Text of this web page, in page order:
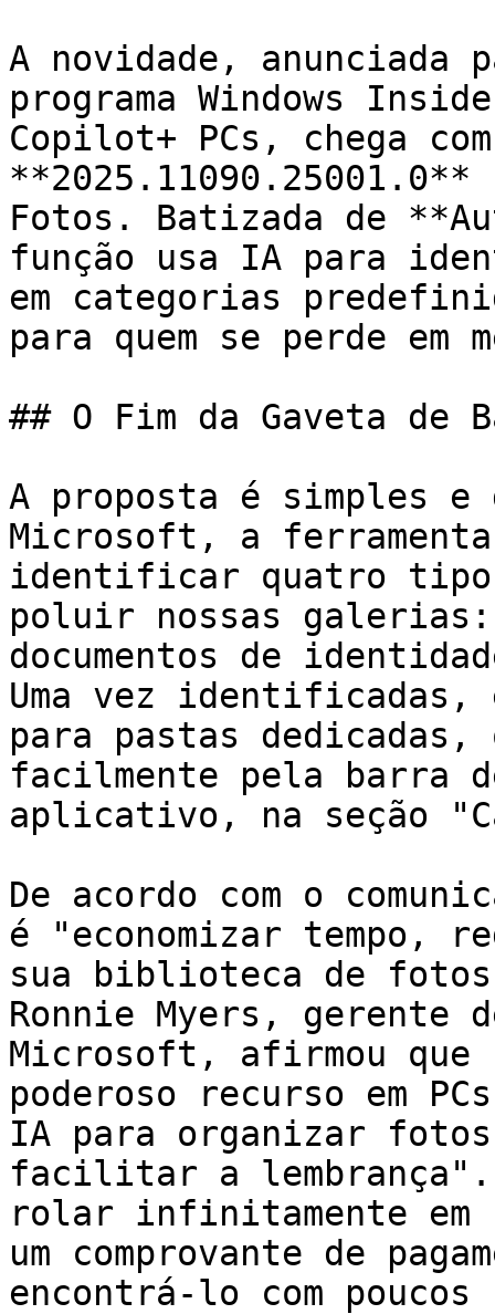
A novidade, anunciada
programa Windows
Copilot+ PCs, chega
Fotos. Batizada de
função usa IA para
em categorias
para quem se perde
## O Fim da Gaveta de
A proposta é simples e
Microsoft, a
identificar quatro tipos
poluir nossas
documentos de
Uma vez identificadas,
para pastas dedicadas,
facilmente pela barra
aplicativo, na seção
De acordo com o
é "economizar tempo,
sua biblioteca de
Ronnie Myers, gerente
Microsoft, afirmou que
poderoso recurso em
IA para organizar
facilitar a lembrança".
rolar infinitamente em
um comprovante de
encontrá-lo com